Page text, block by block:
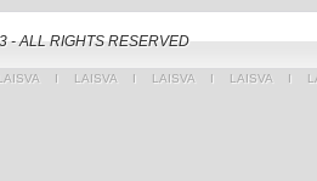
- ALL RIGHTS RESERVED
Ι LAISVA Ι LAISVA Ι LAISVA Ι